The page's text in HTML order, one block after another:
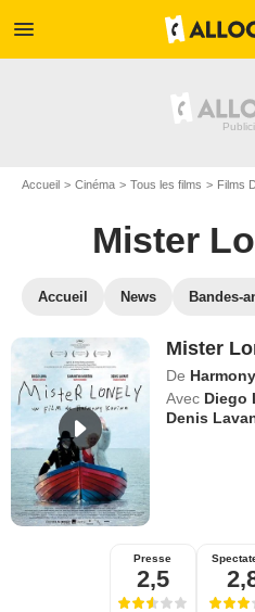
menu
Accueil Cinéma Tous les films Films
Mister
Accueil News Bandes-
Mister
De
Avec Diego
Denis
Presse
2,5